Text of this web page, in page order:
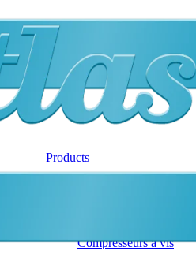
Products
Compresseurs à vis